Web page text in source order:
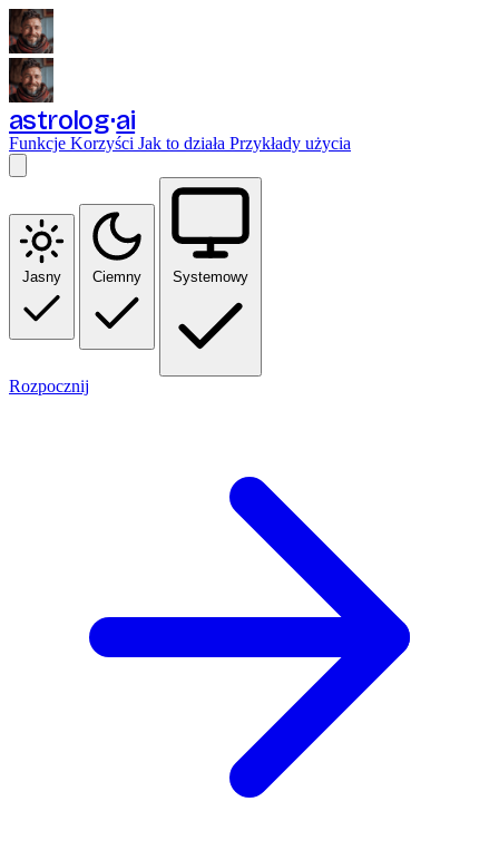
astrolog ai
Funkcje Korzyści Jak to działa Przykłady użycia
Jasny Ciemny Systemowy
Rozpocznij